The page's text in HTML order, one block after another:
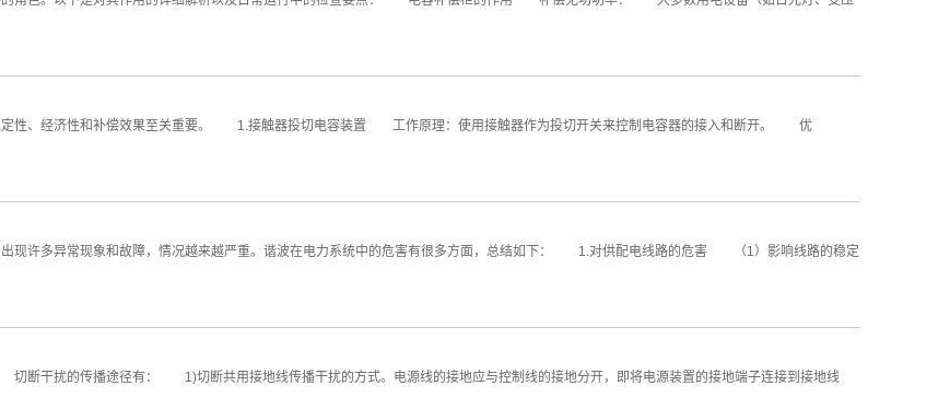
性、经济性和补偿效果至关重要。 1.接触器投切电容装置 工作原理：使用接触器作为投切开关来控制电容器的接入和断开。 优
现许多异常现象和故障，情况越来越严重。谐波在电力系统中的危害有很多方面，总结如下： 1.对供配电线路的危害 （1）影响线路的稳定
干扰的传播途径有： 1)切断共用接地线传播干扰的方式。电源线的接地应与控制线的接地分开，即将电源装置的接地端子连接到接地线